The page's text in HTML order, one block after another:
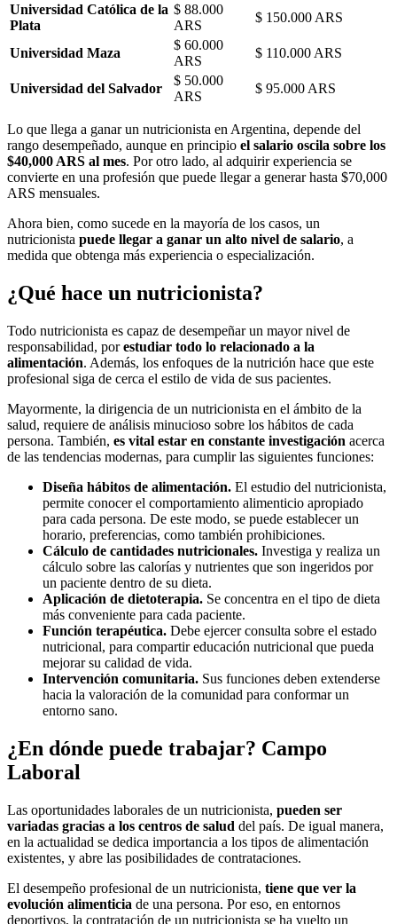
Universidad Católica de la
Plata
$ 88.000
ARS
$ 150.000 ARS
Universidad Maza
$ 60.000
ARS
$ 110.000 ARS
Universidad del Salvador
$ 50.000
ARS
$ 95.000 ARS
Lo que llega a ganar un nutricionista en Argentina, depende del
rango desempeñado, aunque en principio el salario oscila sobre los
$40,000 ARS al mes. Por otro lado, al adquirir experiencia se
convierte en una profesión que puede llegar a generar hasta $70,000
ARS mensuales.
Ahora bien, como sucede en la mayoría de los casos, un
nutricionista puede llegar a ganar un alto nivel de salario, a
medida que obtenga más experiencia o especialización.
¿Qué hace un nutricionista?
Todo nutricionista es capaz de desempeñar un mayor nivel de
responsabilidad, porestudiar todo lo relacionado a la
alimentación. Además, los enfoques de la nutrición hace que este
profesional siga de cerca el estilo de vida de sus pacientes.
Mayormente, la dirigencia de un nutricionista en el ámbito de la
salud, requiere de análisis minucioso sobre los hábitos de cada
persona. También, es vital estar en constante investigación acerca
de las tendencias modernas, para cumplir las siguientes funciones:
Diseña hábitos de alimentación. El estudio del nutricionista,
permite conocer el comportamiento alimenticio apropiado
para cada persona. De este modo, se puede establecer un
horario, preferencias, como también prohibiciones.
Cálculo de cantidades nutricionales. Investiga y realiza un
cálculo sobre las calorías y nutrientes que son ingeridos por
un paciente dentro de su dieta.
Aplicación de dietoterapia. Se concentra en el tipo de dieta
más conveniente para cada paciente.
Función terapéutica. Debe ejercer consulta sobre el estado
nutricional, para compartir educación nutricional que pueda
mejorar su calidad de vida.
Intervención comunitaria. Sus funciones deben extenderse
hacia la valoración de la comunidad para conformar un
entorno sano.
¿En dónde puede trabajar? Campo
Laboral
Las oportunidades laborales de un nutricionista, pueden ser
variadas gracias a los centros de salud del país. De igual manera,
en la actualidad se dedica importancia a los tipos de alimentación
existentes, y abre las posibilidades de contrataciones.
El desempeño profesional de un nutricionista, tiene que ver la
evolución alimenticia de una persona. Por eso, en entornos
deportivos, la contratación de un nutricionista se ha vuelto un